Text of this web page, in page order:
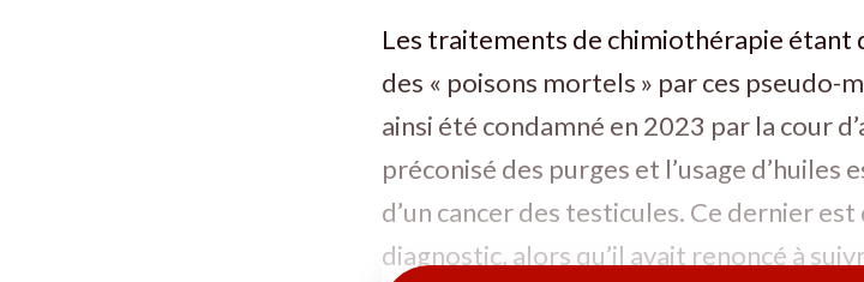
Les traitements de chimiothérapie étant
des « poisons mortels » par ces pseudo-
ainsi été condamné en 2023 par la cour
préconisé des purges et l’usage
d’un cancer des testicules. Ce dernier
diagnostic, alors qu’il avait renoncé à